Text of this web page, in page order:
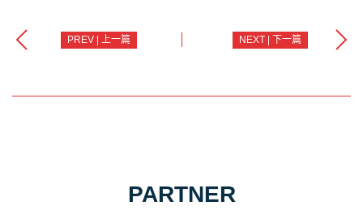
PREV | 上一篇 NEXT | 下一篇
PARTNER